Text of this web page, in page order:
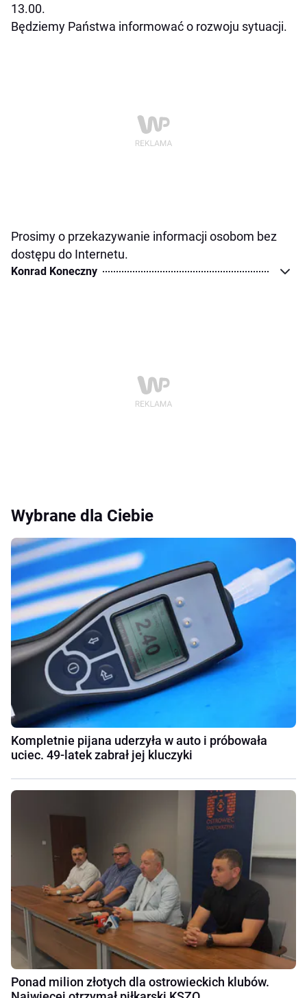
13.00.
Będziemy Państwa informować o rozwoju sytuacji.
Prosimy o przekazywanie informacji osobom bez
dostępu do Internetu.
Konrad Koneczny
Wybrane dla Ciebie
Kompletnie pijana uderzyła w auto i próbowała
uciec. 49-latek zabrał jej kluczyki
Ponad milion złotych dla ostrowieckich klubów.